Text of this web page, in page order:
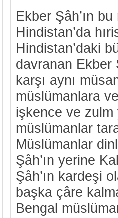
Ekber Şâh’ın
Hindistan’da
Hindistan’daki
davranan Ekber
karşı aynı
müslümanlara
işkence ve zulm
müslümanlar
Müslümanlar
Şâh’ın yerine
Şâh’ın kardeşi
başka çâre
Bengal